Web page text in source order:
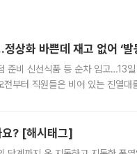
상화 바쁜데 재고 없어 ‘발
준비 신선식품 등 순차 입고…13
부터 직원들은 비어 있는 진열
요? [해시태그]